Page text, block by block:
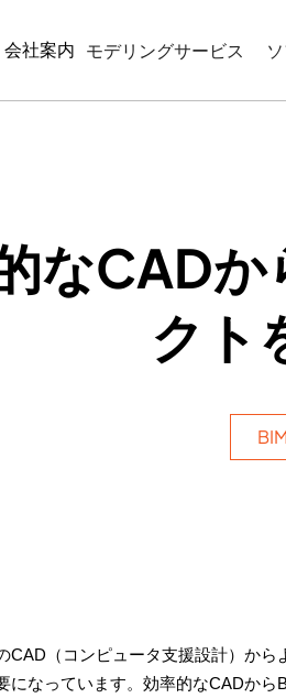
会社案内 モデリングサービス
SIMULATIONと
なCAD
クト
CAD（コンピュータ支援設計）から
なっています。効率的なCADから